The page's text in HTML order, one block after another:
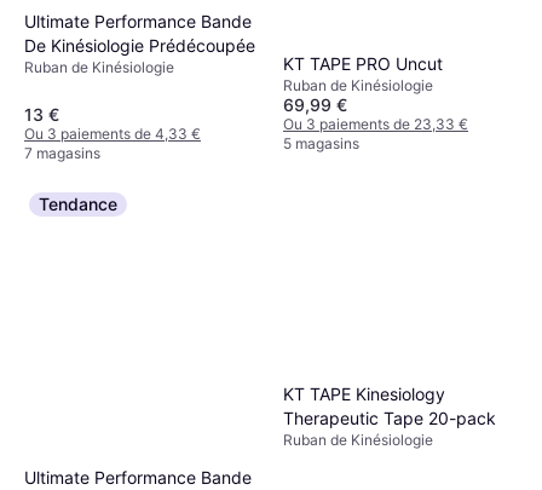
Ultimate Performance Bande
De Kinésiologie Prédécoupée
Ruban de Kinésiologie
13 €
Ou 3 paiements de 4,33 €
7 magasins
KT TAPE PRO Uncut
Ruban de Kinésiologie
69,99 €
Ou 3 paiements de 23,33 €
5 magasins
Tendance
Ultimate Performance Bande
KT TAPE Kinesiology
Therapeutic Tape 20-pack
Ruban de Kinésiologie